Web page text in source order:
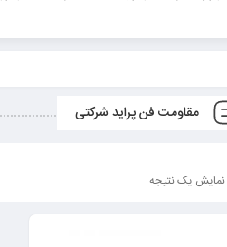
مقاومت فن پراید شرکتی
نمایش یک نتیجه